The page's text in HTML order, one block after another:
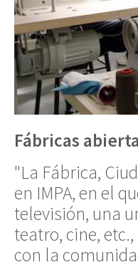
Fábricas
"La Fábrica,
en IMPA, en el
televisión, una
teatro, cine,
con la